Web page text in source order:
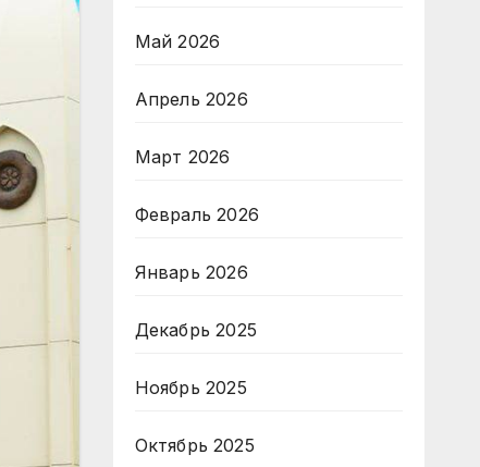
Май 2026
Апрель 2026
Март 2026
Февраль 2026
Январь 2026
Декабрь 2025
Ноябрь 2025
Октябрь 2025